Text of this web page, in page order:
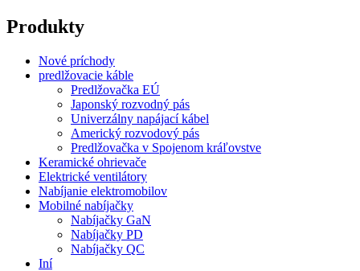
Produkty
Nové príchody
predlžovacie káble
Predlžovačka EÚ
Japonský rozvodný pás
Univerzálny napájací kábel
Americký rozvodový pás
Predlžovačka v Spojenom kráľovstve
Keramické ohrievače
Elektrické ventilátory
Nabíjanie elektromobilov
Mobilné nabíjačky
Nabíjačky GaN
Nabíjačky PD
Nabíjačky QC
Iní